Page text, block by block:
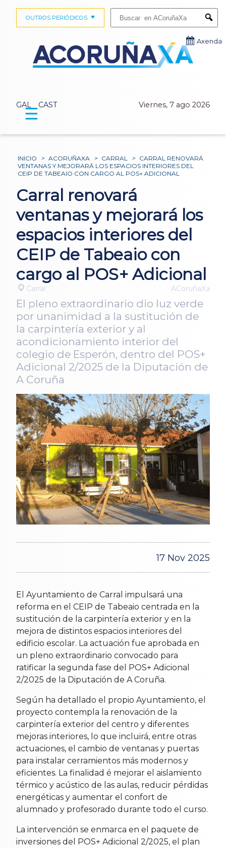
GAL CAST Viernes, 7 ago 2026
OUTROS PERIÓDICOS
Axenda
☰
INICIO > ACORUÑAXA > CARRAL > CARRAL RENOVARÁ
VENTANAS Y MEJORARÁ LOS ESPACIOS INTERIORES DEL
CEIP DE TABEAIO CON CARGO AL POS+ ADICIONAL
Carral renovará
ventanas y mejorará los
espacios interiores del
CEIP de Tabeaio con
cargo al POS+ Adicional
Carral ACoruñaXa
El pleno extraordinario dio luz verde
por unanimidad a la sustitución de
la carpintería exterior y al
acondicionamiento interior del
colegio de Esperón, dentro del POS+
Adicional 2/2025 de la Diputación de
A Coruña
17 Nov 2025
El Ayuntamiento de Carral impulsará una
reforma en el CEIP de Tabeaio centrada en la
sustitución de la carpintería exterior y en la
mejora de distintos espacios interiores del
edificio escolar. La actuación fue aprobada en
un pleno extraordinario convocado para
ratificar la segunda fase del POS+ Adicional
2/2025 de la Diputación de A Coruña.
Según ha detallado el propio Ayuntamiento, el
proyecto contempla la renovación de la
carpintería exterior del centro y diferentes
mejoras interiores, lo que incluirá, entre otras
actuaciones, el cambio de ventanas y puertas
para instalar cerramientos más modernos y
eficientes. La finalidad é mejorar el aislamiento
térmico y acústico de las aulas, reducir pérdidas
energéticas y aumentar el confort de
alumnado y profesorado durante todo el curso.
La intervención se enmarca en el paquete de
inversiones del POS+ Adicional 2/2025, el plan